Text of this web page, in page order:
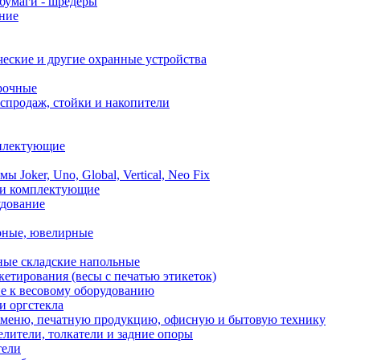
и другие охранные устройства
стойки и накопители
Joker, Uno, Global, Vertical, Neo Fix
комплектующие
ювелирные
складские напольные
(весы с печатью этикеток)
к весовому оборудованию
оргстекла
печатную продукцию, офисную и бытовую технику
толкатели и задние опоры